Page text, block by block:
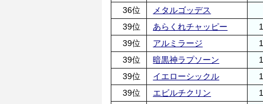
36位
メタルゴッデス
39位
あらくれチャッピー
39位
アルミラージ
39位
暗黒神ラプソーン
39位
イエローシックル
39位
エビルチクリン